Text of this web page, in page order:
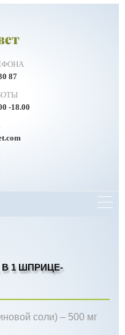
87
-18.00
1 ШПРИЦЕ-
соли) – 500 мг